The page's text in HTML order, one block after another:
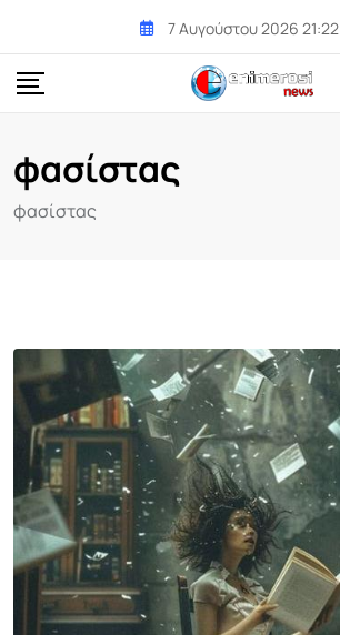
content
7 Αυγούστου 2026 21:22
φασίστας
φασίστας